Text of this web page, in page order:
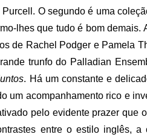
O segundo é uma
lhes que tudo é bom
de Rachel Podger e Pamela
trunfo do Palladian
. Há um constante e
um acompanhamento rico e
pelo evidente prazer que
entre o estilo inglês,